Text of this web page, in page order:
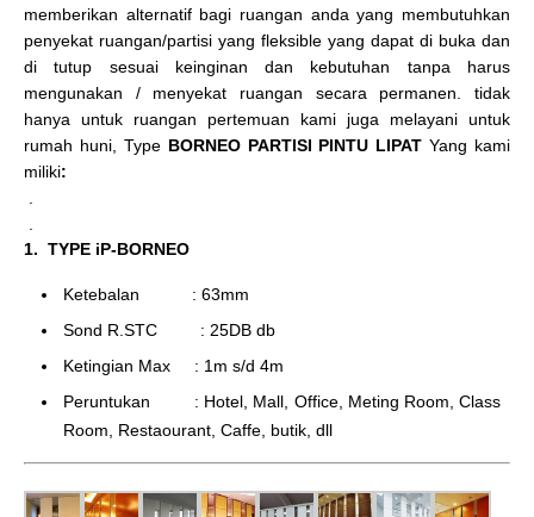
memberikan alternatif bagi ruangan anda yang membutuhkan
penyekat ruangan/partisi yang fleksible yang dapat di buka dan
di tutup sesuai keinginan dan kebutuhan tanpa harus
mengunakan / menyekat ruangan secara permanen. tidak
hanya untuk ruangan pertemuan kami juga melayani untuk
rumah huni, Type BORNEO PARTISI PINTU LIPAT Yang kami
miliki:
1. TYPE iP-BORNEO
Ketebalan : 63mm
Sond R.STC : 25DB db
Ketingian Max : 1m s/d 4m
Peruntukan : Hotel, Mall, Office, Meting Room, Class
Room, Restaourant, Caffe, butik, dll